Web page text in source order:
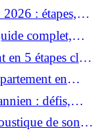
: étapes,
complet,
en 5 étapes clés
en
: défis,
prix
de son